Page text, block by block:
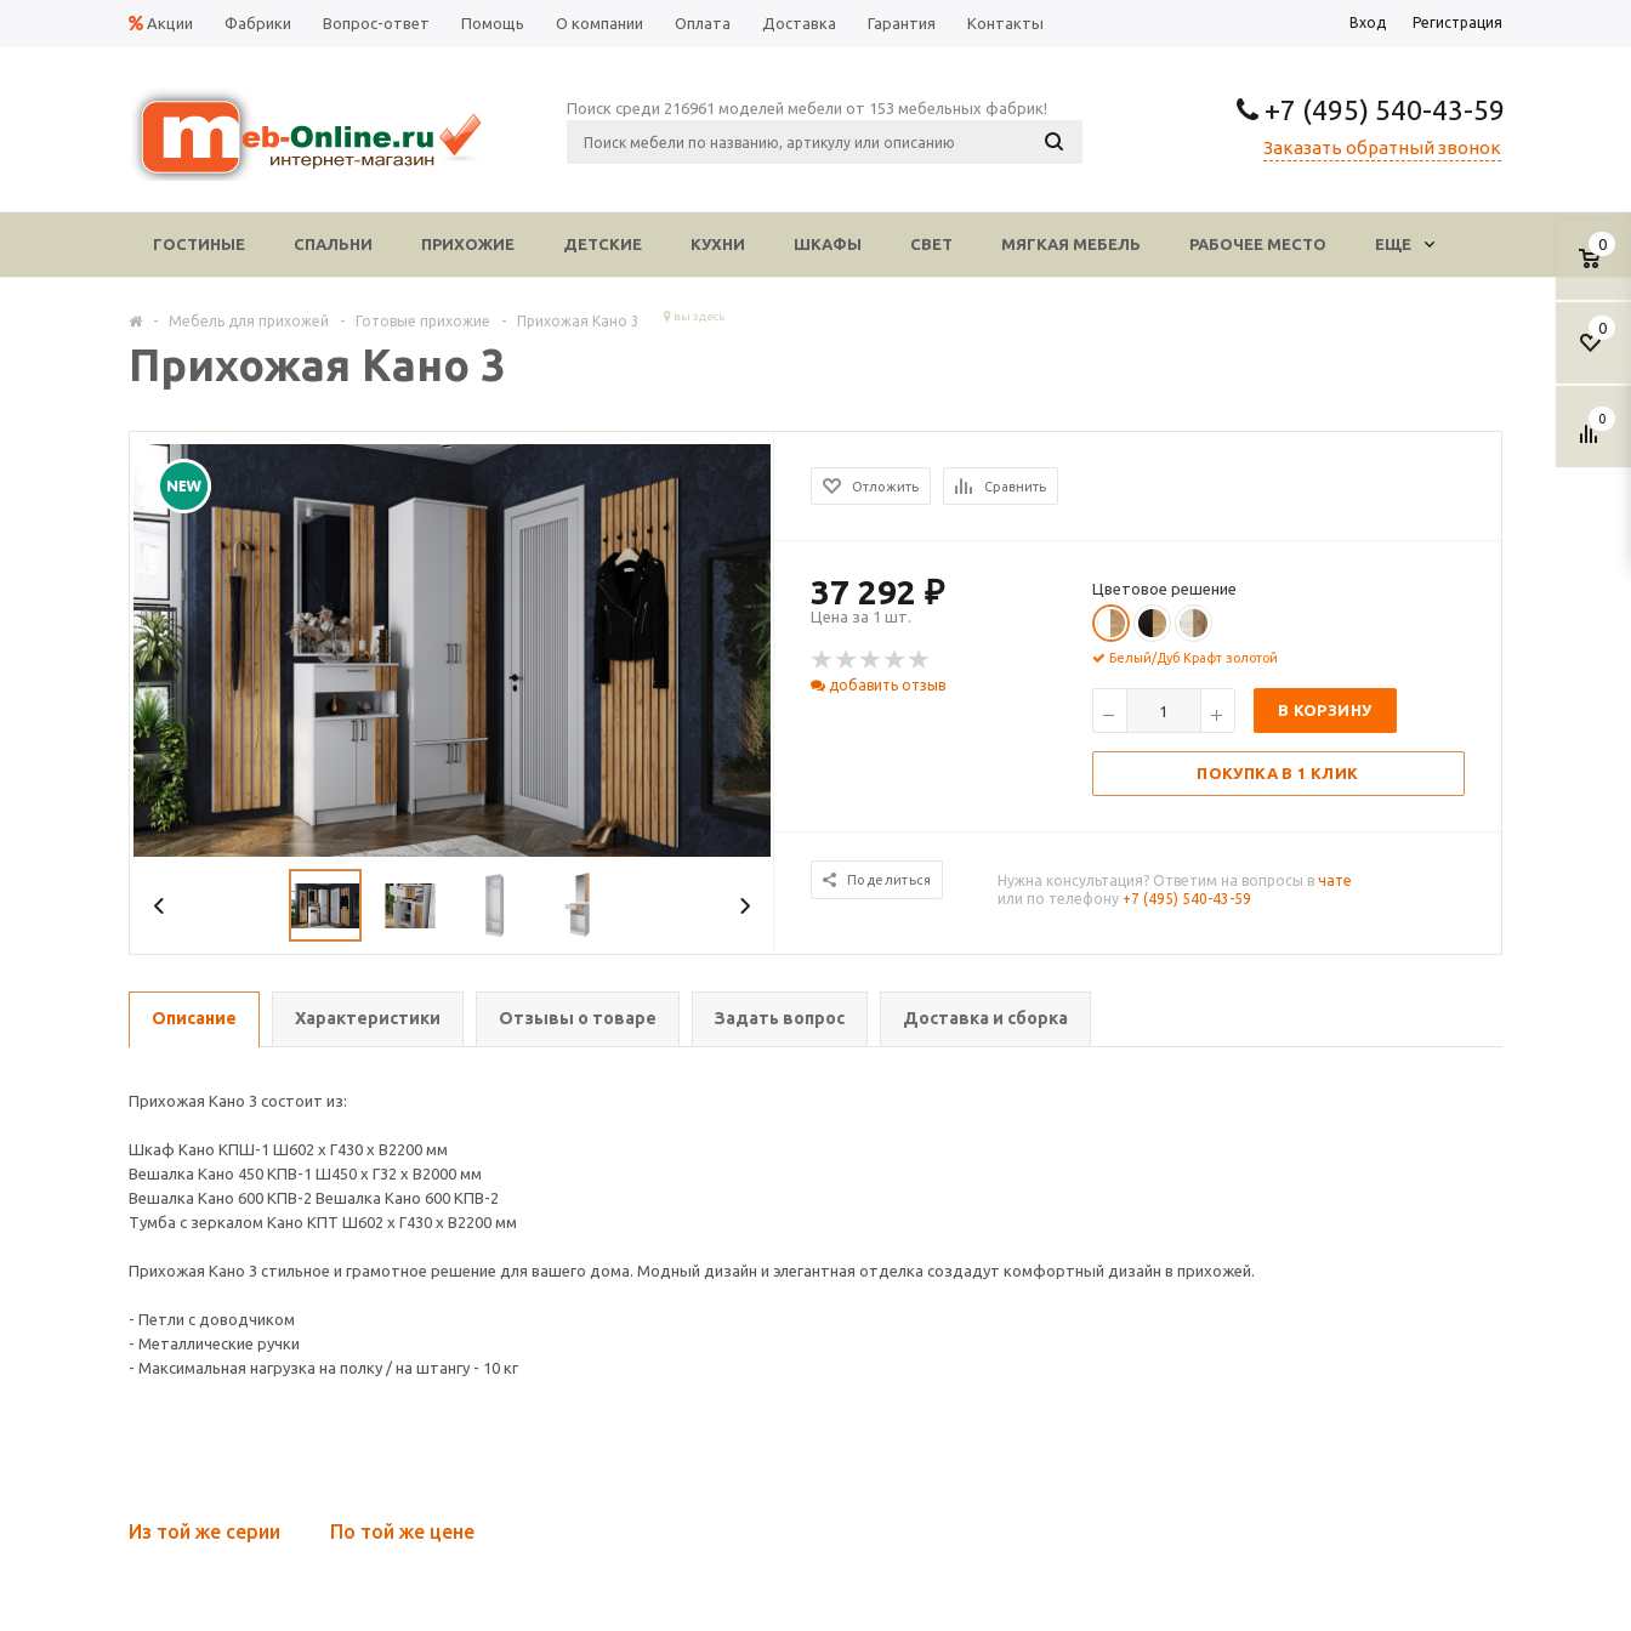
Акции Фабрики Вопрос-ответ Помощь О компании Оплата Доставка Гарантия Контакты Вход Регистрация
+7 (495) 540-43-59
Заказать обратный звонок
Поиск среди 216961 моделей мебели от 153 мебельных фабрик!
0
0
0
ГОСТИНЫЕ СПАЛЬНИ ПРИХОЖИЕ ДЕТСКИЕ КУХНИ ШКАФЫ СВЕТ МЯГКАЯ МЕБЕЛЬ РАБОЧЕЕ МЕСТО ЕЩЕ
- Мебель для прихожей - Готовые прихожие - Прихожая Кано 3 вы здесь
Прихожая Кано 3
Отложить Сравнить
37 292 ₽
Цена за 1 шт.
добавить отзыв
Цветовое решение
Белый/Дуб Крафт золотой
В КОРЗИНУ
ПОКУПКА В 1 КЛИК
Поделиться Нужна консультация? Ответим на вопросы в чате
или по телефону +7 (495) 540-43-59
Описание Характеристики Отзывы о товаре Задать вопрос Доставка и сборка
Прихожая Кано 3 состоит из:
Шкаф Кано КПШ-1 Ш602 х Г430 х В2200 мм
Вешалка Кано 450 КПВ-1 Ш450 х Г32 х В2000 мм
Вешалка Кано 600 КПВ-2 Вешалка Кано 600 КПВ-2
Тумба с зеркалом Кано КПТ Ш602 х Г430 х В2200 мм
Прихожая Кано 3 стильное и грамотное решение для вашего дома. Модный дизайн и элегантная отделка создадут комфортный дизайн в прихожей.
- Петли с доводчиком
- Металлические ручки
- Максимальная нагрузка на полку / на штангу - 10 кг
Из той же серии По той же цене